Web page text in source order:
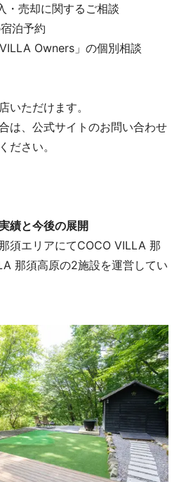
・売却に関するご相談
泊予約
Owners」の個別相談
いただけます。
は、公式サイトのお問い合わせ
ださい。
績と今後の展開
須エリアにてCOCO VILLA 那
那須高原の2施設を運営してい